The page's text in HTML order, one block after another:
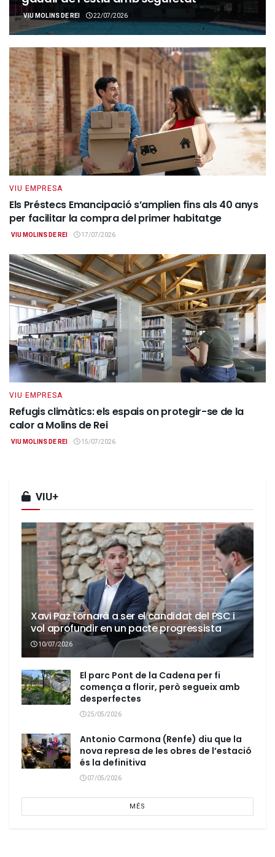
VIU MOLINS DE REI 22/07/2026
VIU EMPRESA
Els Préstecs Emancipació s’amplien fins als 40 anys
per facilitar la compra del primer habitatge
VIU MOLINS DE REI 17/07/2026
VIU EMPRESA
Refugis climàtics: els espais on protegir-se de la
calor a Molins de Rei
VIU MOLINS DE REI 15/07/2026
VIU+
Xavi Paz tornarà a ser el candidat del PSC i
vol aprofundir en un pacte progressista
10/07/2026
El parc Pont de la Cadena per fi
comença a florir, però segueix amb
desperfectes
25/05/2026
Antonio Carmona (Renfe) diu que la
nova represa de les obres de l’estació
és la definitiva
07/05/2026
MÉS